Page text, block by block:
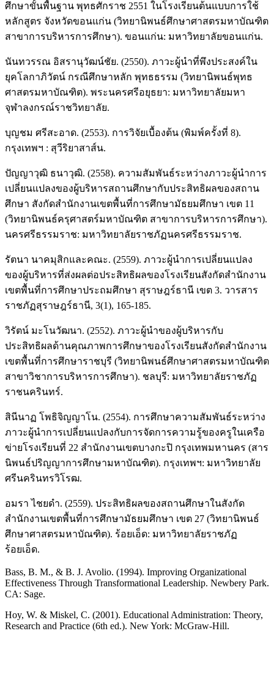
ศึกษาขั้นพื้นฐาน พุทธศักราช 2551 ในโรงเรียนต้นแบบการใช้
หลักสูตร จังหวัดขอนแก่น (วิทยานิพนธ์ศึกษาศาสตรมหาบัณฑิต
สาขาการบริหารการศึกษา). ขอนแก่น: มหาวิทยาลัยขอนแก่น.
นันทวรรณ อิสรานุวัฒน์ชัย. (2550). ภาวะผู้นำที่พึงประสงค์ใน
ยุคโลกาภิวัตน์ กรณีศึกษาหลัก พุทธธรรม (วิทยานิพนธ์พุทธ
ศาสตรมหาบัณฑิต). พระนครศรีอยุธยา: มหาวิทยาลัยมหา
จุฬาลงกรณ์ราชวิทยาลัย.
บุญชม ศรีสะอาด. (2553). การวิจัยเบื้องต้น (พิมพ์ครั้งที่ 8).
กรุงเทพฯ : สุวีริยาสาส์น.
ปัญญาวุฒิ ธนาวุฒิ. (2558). ความสัมพันธ์ระหว่างภาวะผู้นำการ
เปลี่ยนแปลงของผู้บริหารสถานศึกษากับประสิทธิผลของสถาน
ศึกษา สังกัดสำนักงานเขตพื้นที่การศึกษามัธยมศึกษา เขต 11
(วิทยานิพนธ์ครุศาสตร์มหาบัณฑิต สาขาการบริหารการศึกษา).
นครศรีธรรมราช: มหาวิทยาลัยราชภัฏนครศรีธรรมราช.
รัตนา นาคมุสิกและคณะ. (2559). ภาวะผู้นำการเปลี่ยนแปลง
ของผู้บริหารที่ส่งผลต่อประสิทธิผลของโรงเรียนสังกัดสำนักงาน
เขตพื้นที่การศึกษาประถมศึกษา สุราษฎร์ธานี เขต 3. วารสาร
ราชภัฏสุราษฎร์ธานี, 3(1), 165-185.
วิรัตน์ มะโนวัฒนา. (2552). ภาวะผู้นำของผู้บริหารกับ
ประสิทธิผลด้านคุณภาพการศึกษาของโรงเรียนสังกัดสำนักงาน
เขตพื้นที่การศึกษาราชบุรี (วิทยานิพนธ์ศึกษาศาสตรมหาบัณฑิต
สาขาวิชาการบริหารการศึกษา). ชลบุรี: มหาวิทยาลัยราชภัฏ
ราชนครินทร์.
สินีนาฏ โพธิจิญญาโน. (2554). การศึกษาความสัมพันธ์ระหว่าง
ภาวะผู้นำการเปลี่ยนแปลงกับการจัดการความรู้ของครูในเครือ
ข่ายโรงเรียนที่ 22 สำนักงานเขตบางกะปิ กรุงเทพมหานคร (สาร
นิพนธ์ปริญญาการศึกษามหาบัณฑิต). กรุงเทพฯ: มหาวิทยาลัย
ศรีนครินทรวิโรฒ.
อมรา ไชยดำ. (2559). ประสิทธิผลของสถานศึกษาในสังกัด
สำนักงานเขตพื้นที่การศึกษามัธยมศึกษา เขต 27 (วิทยานิพนธ์
ศึกษาศาสตรมหาบัณฑิต). ร้อยเอ็ด: มหาวิทยาลัยราชภัฏ
ร้อยเอ็ด.
Bass, B. M., & B. J. Avolio. (1994). Improving Organizational
Effectiveness Through Transformational Leadership. Newbery Park.
CA: Sage.
Hoy, W. & Miskel, C. (2001). Educational Administration: Theory,
Research and Practice (6th ed.). New York: McGraw-Hill.